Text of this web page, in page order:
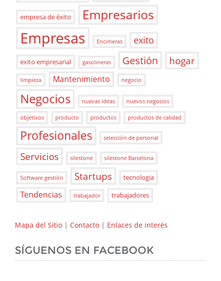
empresa de éxito Empresarios
Empresas Encimeras exito
exito empresarial gasolineras Gestión hogar
limpieza Mantenimiento negocio
Negocios nuevas ideas nuevos negocios
objetivos producto productos productos de calidad
Profesionales selección de personal
Servicios silestone silestone Barcelona
Software gestión Startups tecnologia
Tendencias trabajador trabajadores
Mapa del Sitio | Contacto | Enlaces de interés
SÍGUENOS EN FACEBOOK